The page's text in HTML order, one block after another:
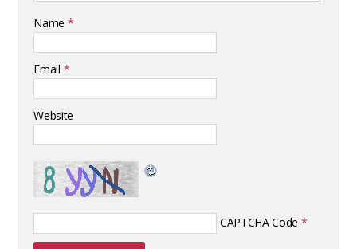
Name *
Email *
Website
CAPTCHA Code *